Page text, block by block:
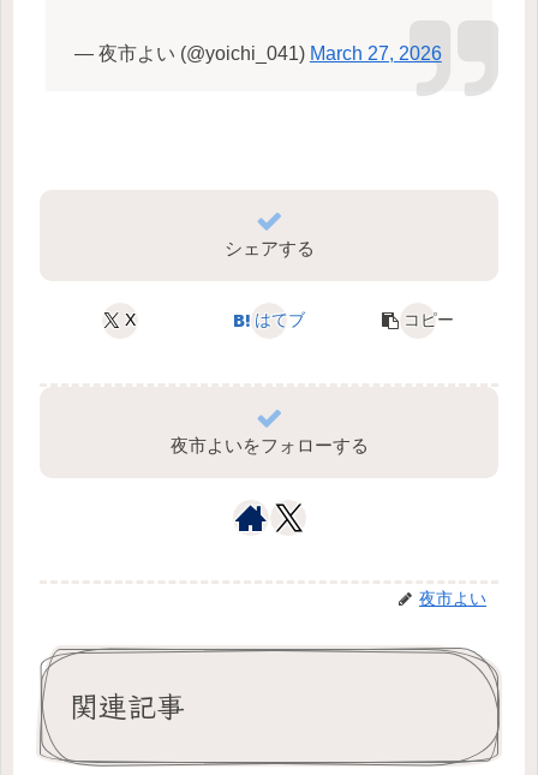
— 夜市よい (@yoichi_041) March 27, 2026
シェアする
X はてブ コピー
夜市よいをフォローする
夜市よい
関連記事